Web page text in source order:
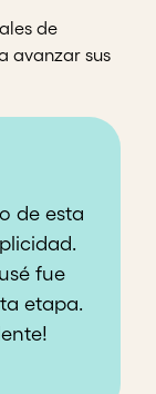
de
avanzar sus
y ya